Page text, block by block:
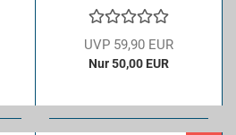
UVP 59,90 EUR
Nur 50,00 EUR